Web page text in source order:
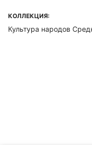
КОЛЛЕКЦИЯ:
Культура народов